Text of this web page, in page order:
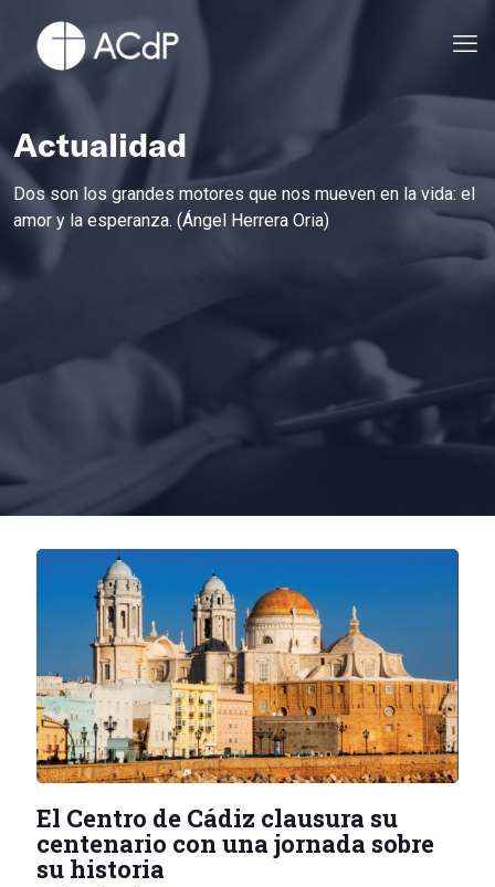
Actualidad
Dos son los grandes motores que nos mueven en la vida: el
amor y la esperanza. (Ángel Herrera Oria)
El Centro de Cádiz clausura su
centenario con una jornada sobre
su historia